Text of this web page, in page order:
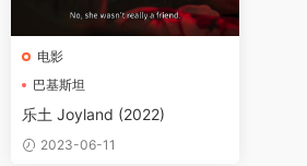
电影
巴基斯坦
乐土 Joyland‎ (2022)
2023-06-11